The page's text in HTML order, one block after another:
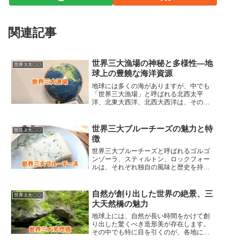
関連記事
世界３大〇〇
世界三大漁場の神秘と多様性―地
球上の豊饒な海洋資源
地球には多くの海がありますが、中でも
「世界三大漁場」と呼ばれる北西太平
洋、北東大西洋、北西大西洋は、その豊
る特性を持ちながらも、世界の食文化に
欠かせない役割を果たしてい...
世界３大〇〇
世界三大ブルーチーズの魅力と特
徴
世界三大ブルーチーズと呼ばれるゴルゴ
ンゾーラ、スティルトン、ロックフォー
ルは、それぞれ独自の風味と歴史を持つ
界中の食通たちを魅了し続けています。
この文章では、それぞれの...
世界３大〇〇
自然が創り出した世界の絶景、三
大天然橋の魅力
地球上には、自然が長い時間をかけて創
り出した驚くべき造形美が存在します。
その中でも特に目を引くのが、各地に残